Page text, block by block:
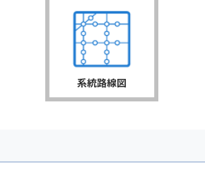
系統路線図